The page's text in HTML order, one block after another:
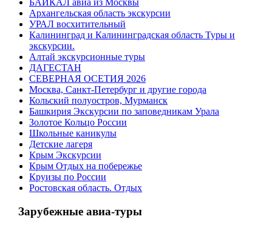
БАЙКАЛ авиа из Москвы
Архангельская область экскурсии
УРАЛ восхитительный
Калининград и Калининградская область Туры и
экскурсии.
Алтай экскурсионные туры
ДАГЕСТАН
СЕВЕРНАЯ ОСЕТИЯ 2026
Москва, Санкт-Петербург и другие города
Кольский полуостров, Мурманск
Башкирия Экскурсии по заповедникам Урала
Золотое Кольцо России
Школьные каникулы
Детские лагеря
Крым Экскурсии
Крым Отдых на побережье
Круизы по России
Ростовская область. Отдых
Зарубежные авиа-туры